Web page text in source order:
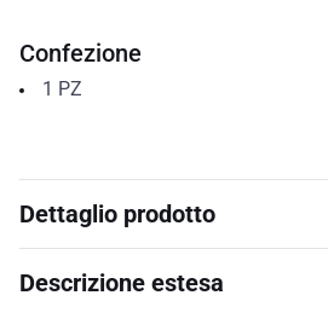
Confezione
1 PZ
Dettaglio prodotto
Descrizione estesa